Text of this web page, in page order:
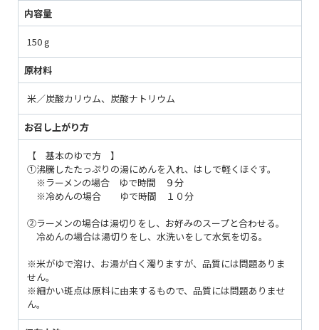
内容量
150 g
原材料
米／炭酸カリウム、炭酸ナトリウム
お召し上がり方
【 基本のゆで方 】
①沸騰したたっぷりの湯にめんを入れ、はしで軽くほぐす。
※ラーメンの場合 ゆで時間 ９分
※冷めんの場合 ゆで時間 １０分
②ラーメンの場合は湯切りをし、お好みのスープと合わせる。
冷めんの場合は湯切りをし、水洗いをして水気を切る。
※米がゆで溶け、お湯が白く濁りますが、品質には問題ありま
せん。
※細かい斑点は原料に由来するもので、品質には問題ありませ
ん。